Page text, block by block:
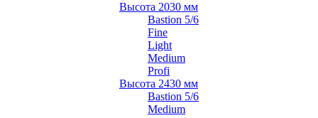
Высота 2030 мм
Bastion 5/6
Fine
Light
Medium
Profi
Высота 2430 мм
Bastion 5/6
Medium